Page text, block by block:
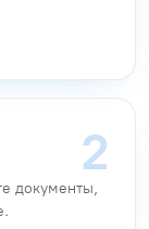
документы,